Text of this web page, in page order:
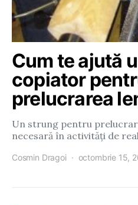
Cum te ajută
copiator
prelucrarea
Un strung pentru
necesară în activități de
Cosmin Dragoi octombrie 15,